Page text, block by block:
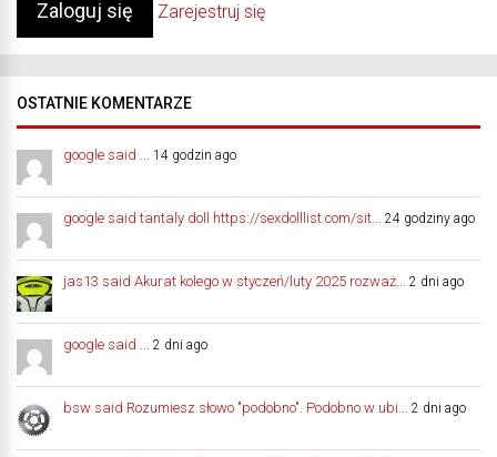
Zarejestruj się
OSTATNIE KOMENTARZE
google said ... 14 godzin ago
google said tantaly doll https://sexdolllist.com/sit... 24 godziny ago
jas13 said Akurat kolego w styczeń/luty 2025 rozważ... 2 dni ago
google said ... 2 dni ago
bsw said Rozumiesz słowo "podobno". Podobno w ubi... 2 dni ago